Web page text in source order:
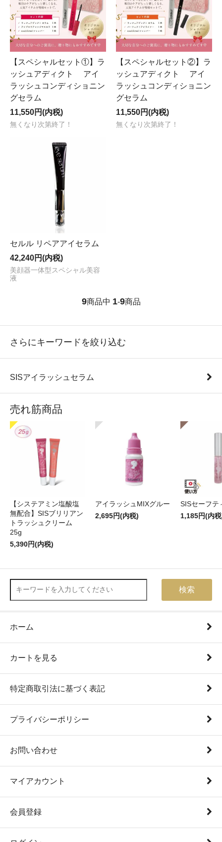
【スペシャルセット①】ラ
ッシュアディクト アイ
ラッシュコンディショニン
グセラム
11,550円(内税)
無くなり次第終了！
【スペシャルセット②】ラ
ッシュアディクト アイ
ラッシュコンディショニン
グセラム
11,550円(内税)
無くなり次第終了！
セルル リペアアイセラム
42,240円(内税)
美顔器一体型スペシャル美容
液
9商品中 1-9商品
さらにキーワードを絞り込む
SISアイラッシュセラム
売れ筋商品
【システアミン塩酸塩
無配合】SISブリリアン
トラッシュクリーム
25g
5,390円(内税)
アイラッシュMIXグルー
2,695円(内税)
SISセーフテ
1,185円(内
検索
ホーム
カートを見る
特定商取引法に基づく表記
プライバシーポリシー
お問い合わせ
マイアカウント
会員登録